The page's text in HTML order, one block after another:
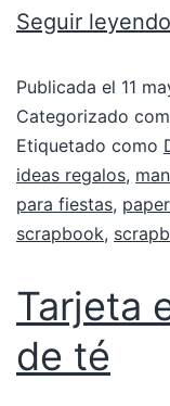
Seguir leyendo
Publicada el 11
Categorizado
Etiquetado como
ideas regalos,
para fiestas,
scrapbook,
Tarjeta
de té